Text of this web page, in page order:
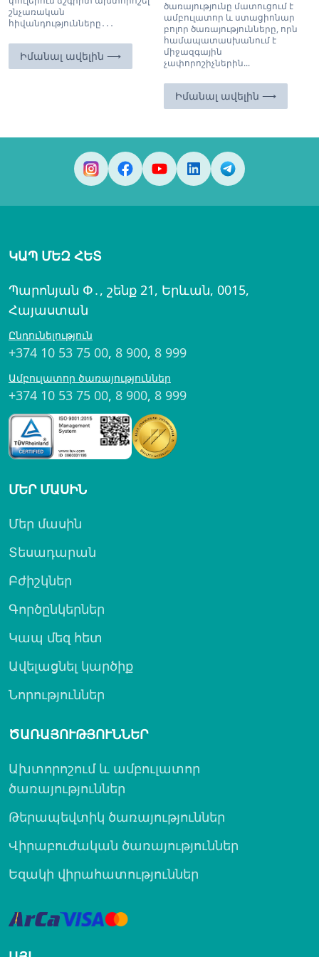
շնչառական
հիվանդությունները․․․
Իմանալ ավելին ⟶
ծառայությունը մատուցում է
ամբուլատոր և ստացիոնար
բոլոր ծառայությունները, որն
համապատասխանում է
միջազգային
չափորոշիչներին...
Իմանալ ավելին ⟶
ԿԱՊ ՄԵԶ ՀԵՏ
Պարոնյան Փ․, շենք 21, Երևան, 0015,
Հայաստան
Ընդունելություն
+374 10 53 75 00, 8 900, 8 999
Ամբուլատոր ծառայություններ
+374 10 53 75 00, 8 900, 8 999
ՄԵՐ ՄԱՍԻՆ
Մեր մասին
Տեսադարան
Բժիշկներ
Գործընկերներ
Կապ մեզ հետ
Ավելացնել կարծիք
Նորություններ
ԾԱՌԱՅՈՒԹՅՈՒՆՆԵՐ
Ախտորոշում և ամբուլատոր
ծառայություններ
Թերապեվտիկ ծառայություններ
Վիրաբուժական ծառայություններ
Եզակի վիրահատություններ